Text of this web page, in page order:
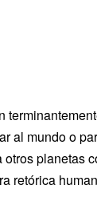
al mundo o
planetas
retórica